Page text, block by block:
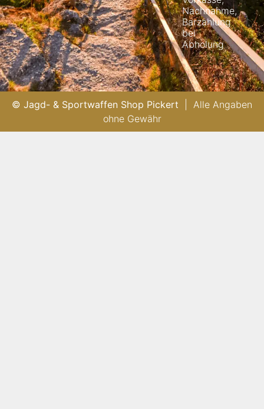
Nachnahme,
Barzahlung
bei
Abholung
© Jagd- & Sportwaffen Shop Pickert | Alle Angaben
ohne Gewähr